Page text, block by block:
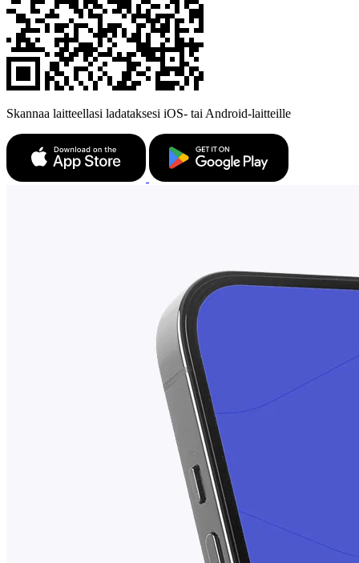
Skannaa laitteellasi ladataksesi iOS- tai Android-laitteille